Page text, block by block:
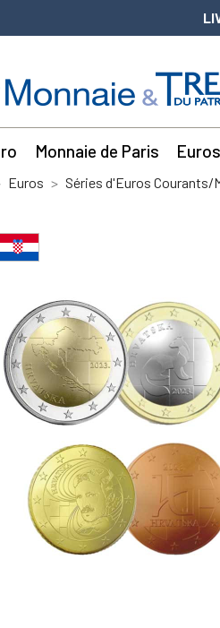
Monnaie de Paris Euros
Euros Séries d'Euros Courants/